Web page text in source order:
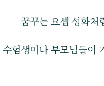
꿈꾸는 요셉 성화처
수험생이나 부모님들이